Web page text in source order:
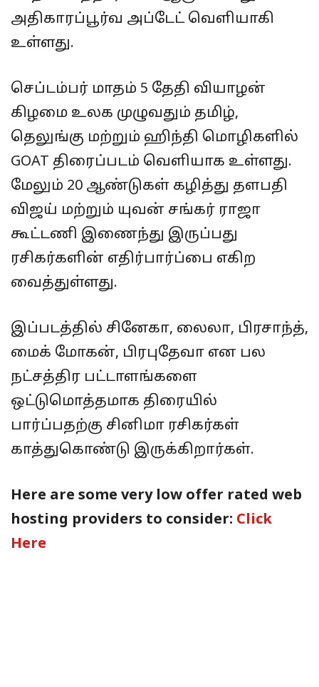
அதிகாரப்பூர்வ அப்டேட் வெளியாகி
உள்ளது.
செப்டம்பர் மாதம் 5 தேதி வியாழன்
கிழமை உலக முழுவதும் தமிழ்,
தெலுங்கு மற்றும் ஹிந்தி மொழிகளில்
GOAT திரைப்படம் வெளியாக உள்ளது.
மேலும் 20 ஆண்டுகள் கழித்து தளபதி
விஜய் மற்றும் யுவன் சங்கர் ராஜா
கூட்டணி இணைந்து இருப்பது
ரசிகர்களின் எதிர்பார்ப்பை எகிற
வைத்துள்ளது.
இப்படத்தில் சினேகா, லைலா, பிரசாந்த்,
மைக் மோகன், பிரபுதேவா என பல
நட்சத்திர பட்டாளங்களை
ஒட்டுமொத்தமாக திரையில்
பார்ப்பதற்கு சினிமா ரசிகர்கள்
காத்துகொண்டு இருக்கிறார்கள்.
Here are some very low offer rated web
hosting providers to consider: Click
Here